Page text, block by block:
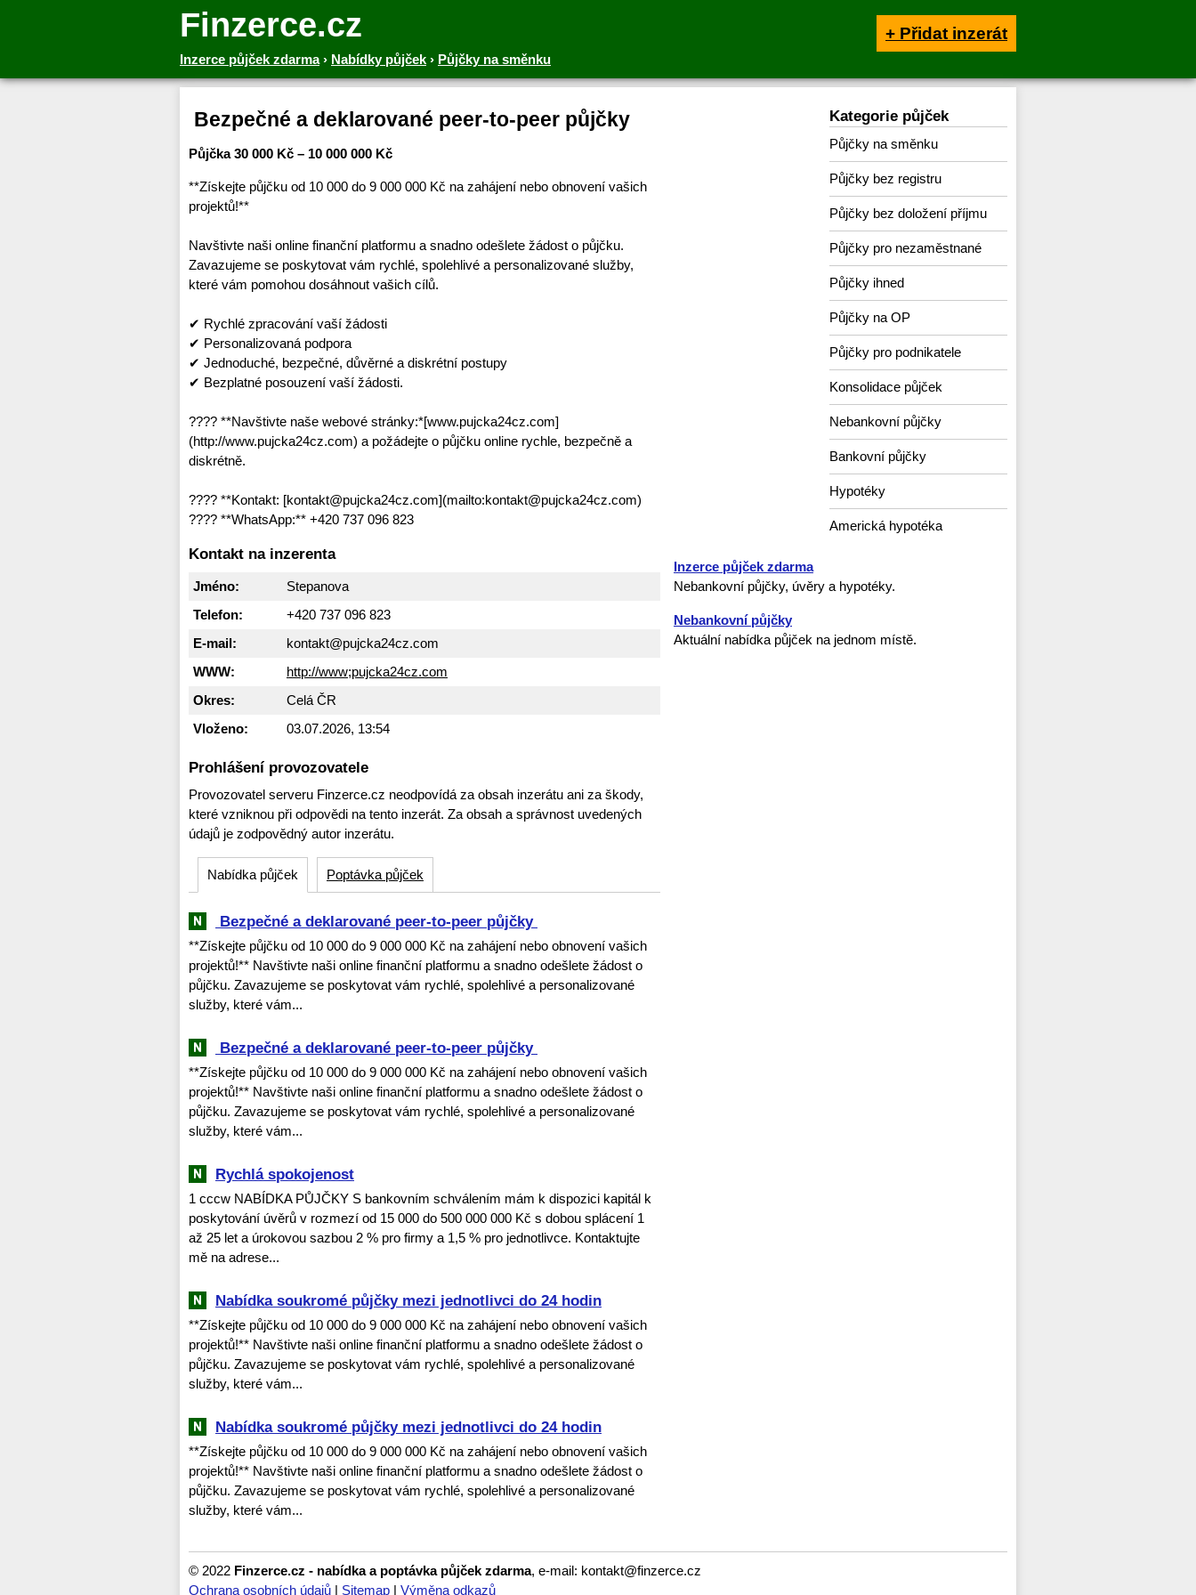
Finzerce.cz
Inzerce půjček zdarma› Nabídky půjček › Půjčky na směnku
+ Přidat inzerát
‎ ‎Bezpečné a deklarované peer-to-peer půjčky ‎
Půjčka 30 000 Kč – 10 000 000 Kč
**Získejte půjčku od 10 000 do 9 000 000 Kč na zahájení nebo obnovení vašich
projektů!**
Navštivte naši online finanční platformu a snadno odešlete žádost o půjčku.
Zavazujeme se poskytovat vám rychlé, spolehlivé a personalizované služby,
které vám pomohou dosáhnout vašich cílů.
✔ Rychlé zpracování vaší žádosti
✔ Personalizovaná podpora
✔ Jednoduché, bezpečné, důvěrné a diskrétní postupy
✔ Bezplatné posouzení vaší žádosti.
???? **Navštivte naše webové stránky:*[www.pujcka24cz.com]
(http://www.pujcka24cz.com) a požádejte o půjčku online rychle, bezpečně a
diskrétně.
???? **Kontakt: [kontakt@pujcka24cz.com](mailto:kontakt@pujcka24cz.com)
???? **WhatsApp:** +420 737 096 823
Kontakt na inzerenta
Jméno:
Stepanova
Telefon:
+420 737 096 823
E-mail:
kontakt@pujcka24cz.com
WWW:
http://www;pujcka24cz.com
Okres:
Celá ČR
Vloženo:
03.07.2026, 13:54
Prohlášení provozovatele
Provozovatel serveru Finzerce.cz neodpovídá za obsah inzerátu ani za škody,
které vzniknou při odpovědi na tento inzerát. Za obsah a správnost uvedených
údajů je zodpovědný autor inzerátu.
Nabídka půjček Poptávka půjček
‎ ‎Bezpečné a deklarované peer-to-peer půjčky ‎
**Získejte půjčku od 10 000 do 9 000 000 Kč na zahájení nebo obnovení vašich
projektů!** Navštivte naši online finanční platformu a snadno odešlete žádost o
půjčku. Zavazujeme se poskytovat vám rychlé, spolehlivé a personalizované
služby, které vám...
‎ ‎Bezpečné a deklarované peer-to-peer půjčky ‎
**Získejte půjčku od 10 000 do 9 000 000 Kč na zahájení nebo obnovení vašich
projektů!** Navštivte naši online finanční platformu a snadno odešlete žádost o
půjčku. Zavazujeme se poskytovat vám rychlé, spolehlivé a personalizované
služby, které vám...
Rychlá spokojenost
1 cccw NABÍDKA PŮJČKY S bankovním schválením mám k dispozici kapitál k
poskytování úvěrů v rozmezí od 15 000 do 500 000 000 Kč s dobou splácení 1
až 25 let a úrokovou sazbou 2 % pro firmy a 1,5 % pro jednotlivce. Kontaktujte
mě na adrese...
Nabídka soukromé půjčky mezi jednotlivci do 24 hodin
**Získejte půjčku od 10 000 do 9 000 000 Kč na zahájení nebo obnovení vašich
projektů!** Navštivte naši online finanční platformu a snadno odešlete žádost o
půjčku. Zavazujeme se poskytovat vám rychlé, spolehlivé a personalizované
služby, které vám...
Nabídka soukromé půjčky mezi jednotlivci do 24 hodin
**Získejte půjčku od 10 000 do 9 000 000 Kč na zahájení nebo obnovení vašich
projektů!** Navštivte naši online finanční platformu a snadno odešlete žádost o
půjčku. Zavazujeme se poskytovat vám rychlé, spolehlivé a personalizované
služby, které vám...
Kategorie půjček
Půjčky na směnku
Půjčky bez registru
Půjčky bez doložení příjmu
Půjčky pro nezaměstnané
Půjčky ihned
Půjčky na OP
Půjčky pro podnikatele
Konsolidace půjček
Nebankovní půjčky
Bankovní půjčky
Hypotéky
Americká hypotéka
Inzerce půjček zdarma
Nebankovní půjčky, úvěry a hypotéky.
Nebankovní půjčky
Aktuální nabídka půjček na jednom místě.
© 2022 Finzerce.cz - nabídka a poptávka půjček zdarma, e-mail: kontakt@finzerce.cz
Ochrana osobních údajů | Sitemap | Výměna odkazů